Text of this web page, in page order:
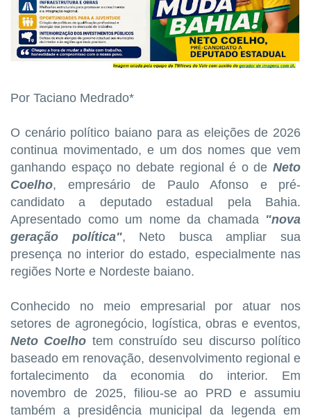
Por Taciano Medrado*
O cenário político baiano para as eleições de 2026
continua movimentado, e um dos nomes que vem
ganhando espaço no debate regional é o de Neto
Coelho, empresário de Paulo Afonso e pré-
candidato a deputado estadual pela Bahia.
Apresentado como um nome da chamada "nova
geração política", Neto busca ampliar sua
presença no interior do estado, especialmente nas
regiões Norte e Nordeste baiano.
Conhecido no meio empresarial por atuar nos
setores de agronegócio, logística, obras e eventos,
Neto Coelho tem construído seu discurso político
baseado em renovação, desenvolvimento regional e
fortalecimento da economia do interior. Em
novembro de 2025, filiou-se ao PRD e assumiu
também a presidência municipal da legenda em